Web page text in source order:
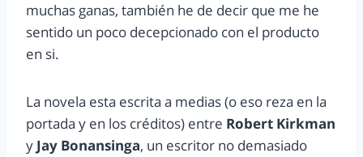
muchas ganas, también he de decir que me he
sentido un poco decepcionado con el producto
en si.
La novela esta escrita a medias (o eso reza en la
portada y en los créditos) entre Robert Kirkman
y Jay Bonansinga, un escritor no demasiado